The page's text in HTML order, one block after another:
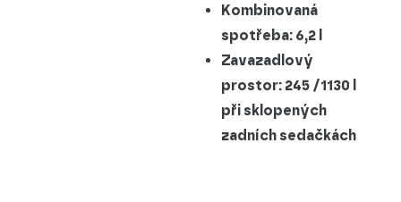
Kombinovaná
spotřeba: 6,2 l
Zavazadlový
prostor: 245 /1130 l
při sklopených
zadních sedačkách